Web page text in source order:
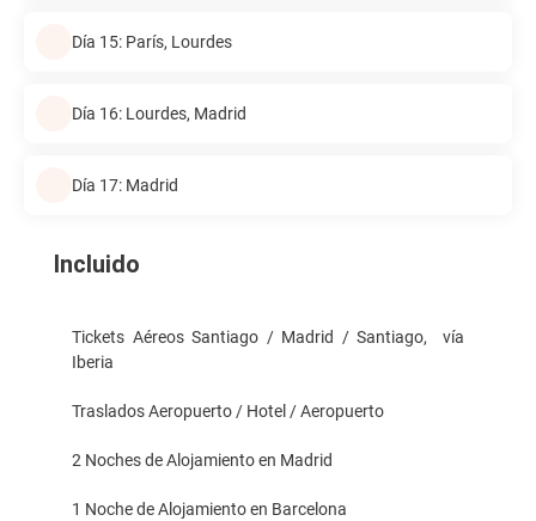
Día 15: París, Lourdes
Día 16: Lourdes, Madrid
Día 17: Madrid
Incluido
Tickets Aéreos Santiago / Madrid / Santiago, vía
Iberia
Traslados Aeropuerto / Hotel / Aeropuerto
2 Noches de Alojamiento en Madrid
1 Noche de Alojamiento en Barcelona